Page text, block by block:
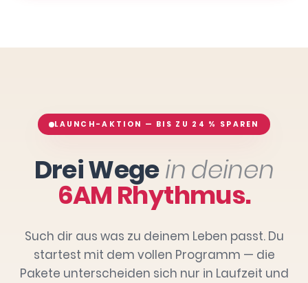
LAUNCH-AKTION — BIS ZU 24 % SPAREN
Drei Wegein deinen
6AM Rhythmus.
Such dir aus was zu deinem Leben passt. Du
startest mit dem vollen Programm — die
Pakete unterscheiden sich nur in Laufzeit und